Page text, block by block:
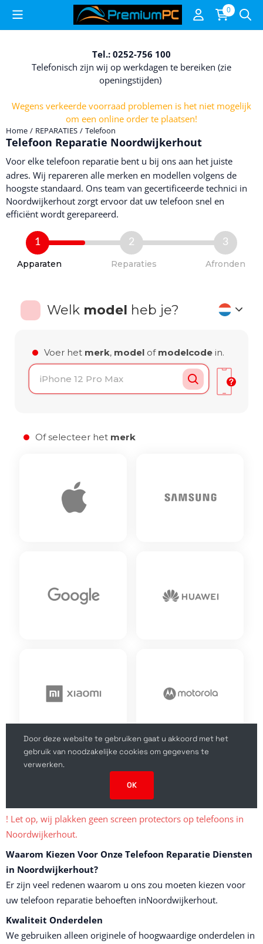
Cookievoorkeuren zijn beschikbaar. Kies instellingen of sta alle
0
Tel.: 0252-756 100
Telefonisch zijn wij op werkdagen te bereiken (zie
openingstijden)
Wegens verkeerde voorraad problemen is het niet mogelijk
om een online order te plaatsen!
Home / REPARATIES / Telefoon
Telefoon Reparatie Noordwijkerhout
Voor elke telefoon reparatie bent u bij ons aan het juiste
adres. Wij repareren alle merken en modellen volgens de
hoogste standaard. Ons team van gecertificeerde technici in
Noordwijkerhout zorgt ervoor dat uw telefoon snel en
efficiënt wordt gerepareerd.
! Let op, wij plakken geen screen protectors op telefoons in
Noordwijkerhout.
Waarom Kiezen Voor Onze Telefoon Reparatie Diensten
in Noordwijkerhout?
Er zijn veel redenen waarom u ons zou moeten kiezen voor
uw telefoon reparatie behoeften inNoordwijkerhout.
Kwaliteit Onderdelen
We gebruiken alleen originele of hoogwaardige onderdelen in